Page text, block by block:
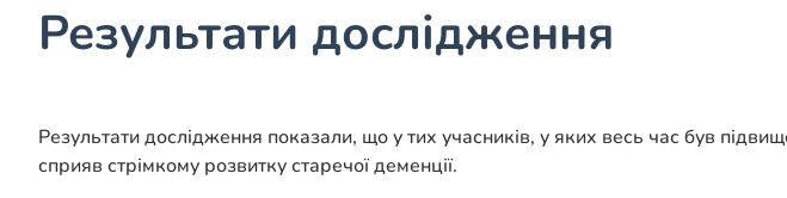
Результати дослідження
Результати дослідження показали, що у тих учасників, у яких весь час був
сприяв стрімкому розвитку старечої деменції.